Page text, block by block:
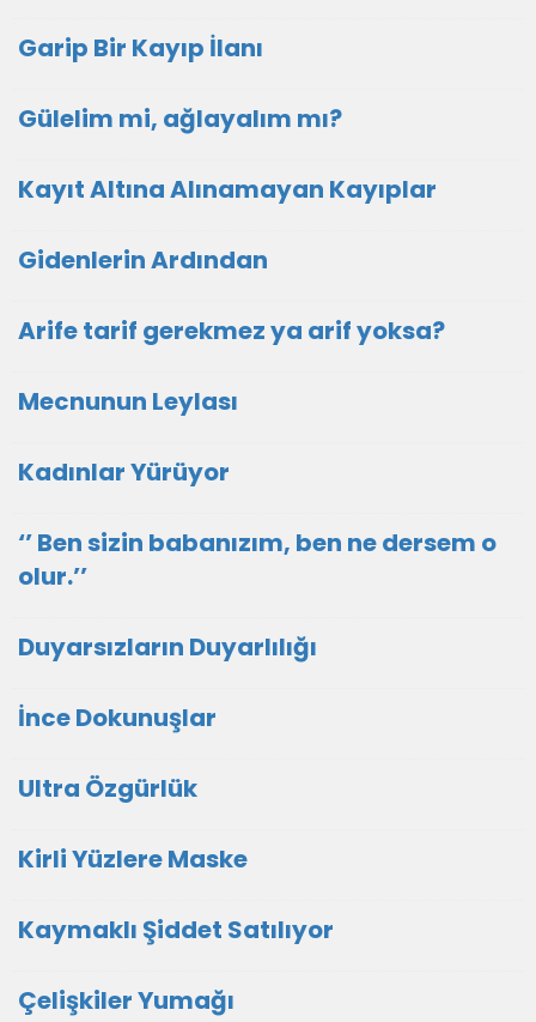
Garip Bir Kayıp İlanı
Gülelim mi, ağlayalım mı?
Kayıt Altına Alınamayan Kayıplar
Gidenlerin Ardından
Arife tarif gerekmez ya arif yoksa?
Mecnunun Leylası
Kadınlar Yürüyor
‘’ Ben sizin babanızım, ben ne dersem o
olur.’’
Duyarsızların Duyarlılığı
İnce Dokunuşlar
Ultra Özgürlük
Kirli Yüzlere Maske
Kaymaklı Şiddet Satılıyor
Çelişkiler Yumağı